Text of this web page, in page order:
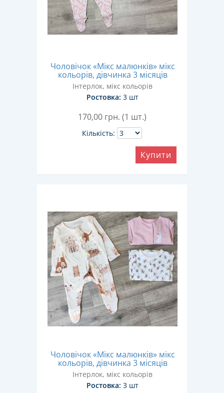
Чоловічок «Мікс малюнків» мікс
кольорів, дівчинка 3 місяців
Інтерлок, мікс кольорів
Ростовка: 3 шт
170,00 грн. (1 шт.)
Кількість:
Купити
Чоловічок «Мікс малюнків» мікс
кольорів, дівчинка 3 місяців
Інтерлок, мікс кольорів
Ростовка: 3 шт